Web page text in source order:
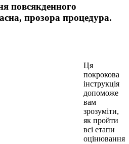
повсякденного
прозора процедура.
Ця
покрокова
інструкція
допоможе
вам
зрозуміти,
як пройти
всі етапи
оцінювання